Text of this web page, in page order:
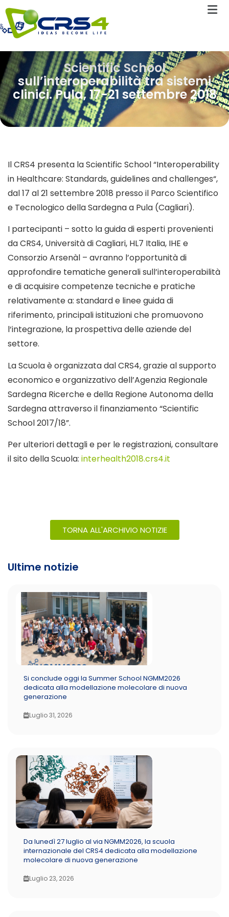
Scientific School
sull’interoperabilità tra sistemi
clinici. Pula, 17-21 settembre 2018
Il CRS4 presenta la Scientific School “Interoperability
in Healthcare: Standards, guidelines and challenges“,
dal 17 al 21 settembre 2018 presso il Parco Scientifico
e Tecnologico della Sardegna a Pula (Cagliari).
I partecipanti – sotto la guida di esperti provenienti
da CRS4, Università di Cagliari, HL7 Italia, IHE e
Consorzio Arsenàl – avranno l’opportunità di
approfondire tematiche generali sull’interoperabilità
e di acquisire competenze tecniche e pratiche
relativamente a: standard e linee guida di
riferimento, principali istituzioni che promuovono
l‘integrazione, la prospettiva delle aziende del
settore.
La Scuola è organizzata dal CRS4, grazie al supporto
economico e organizzativo dell’Agenzia Regionale
Sardegna Ricerche e della Regione Autonoma della
Sardegna attraverso il finanziamento “Scientific
School 2017/18”.
Per ulteriori dettagli e per le registrazioni, consultare
il sito della Scuola: interhealth2018.crs4.it
TORNA ALL'ARCHIVIO NOTIZIE
Ultime notizie
Si conclude oggi la Summer School NGMM2026
dedicata alla modellazione molecolare di nuova
generazione
Luglio 31, 2026
Da lunedì 27 luglio al via NGMM2026, la scuola
internazionale del CRS4 dedicata alla modellazione
molecolare di nuova generazione
Luglio 23, 2026